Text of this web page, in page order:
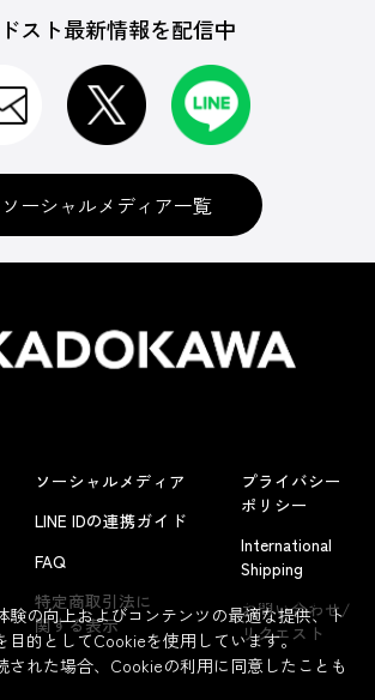
よくあるお問い合わせ
スト最新情報を配信中
ソーシャルメディア一覧
ソーシャルメディア
LINE IDの連携ガイド
FAQ
特定商取引法に
関する表示
プライバシー
ポリシー
International
Shipping
お問い合わせ/
リクエスト
験の向上およびコンテンツの最適な提供、ト
目的としてCookieを使用しています。
された場合、Cookieの利用に同意したことも